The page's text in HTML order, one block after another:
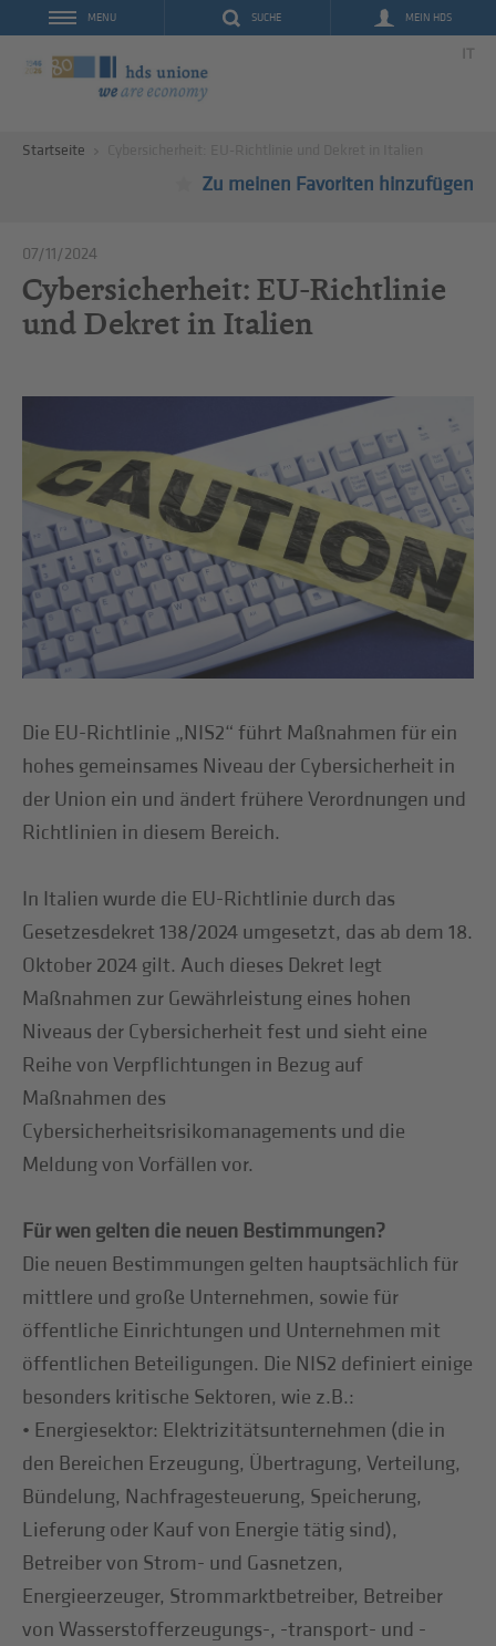
SUCHE MEIN HDS
MENU
IT
Startseite
Zu meinen Favoriten hinzufügen
07/11/2024
Cybersicherheit: EU-Richtlinie
und Dekret in Italien
Die EU-Richtlinie „NIS2“ führt Maßnahmen für ein
hohes gemeinsames Niveau der Cybersicherheit in
der Union ein und ändert frühere Verordnungen und
Richtlinien in diesem Bereich.
In Italien wurde die EU-Richtlinie durch das
Gesetzesdekret 138/2024 umgesetzt, das ab dem 18.
Oktober 2024 gilt. Auch dieses Dekret legt
Maßnahmen zur Gewährleistung eines hohen
Niveaus der Cybersicherheit fest und sieht eine
Reihe von Verpflichtungen in Bezug auf
Maßnahmen des
Cybersicherheitsrisikomanagements und die
Meldung von Vorfällen vor.
Für wen gelten die neuen Bestimmungen?
Die neuen Bestimmungen gelten hauptsächlich für
mittlere und große Unternehmen, sowie für
öffentliche Einrichtungen und Unternehmen mit
öffentlichen Beteiligungen. Die NIS2 definiert einige
besonders kritische Sektoren, wie z.B.:
• Energiesektor: Elektrizitätsunternehmen (die in
den Bereichen Erzeugung, Übertragung, Verteilung,
Bündelung, Nachfragesteuerung, Speicherung,
Lieferung oder Kauf von Energie tätig sind),
Betreiber von Strom- und Gasnetzen,
Energieerzeuger, Strommarktbetreiber, Betreiber
von Wasserstofferzeugungs-, -transport- und -